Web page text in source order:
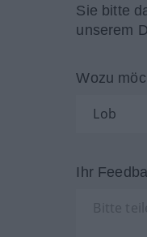
Sie bitte
unserem
Wozu
Ihr